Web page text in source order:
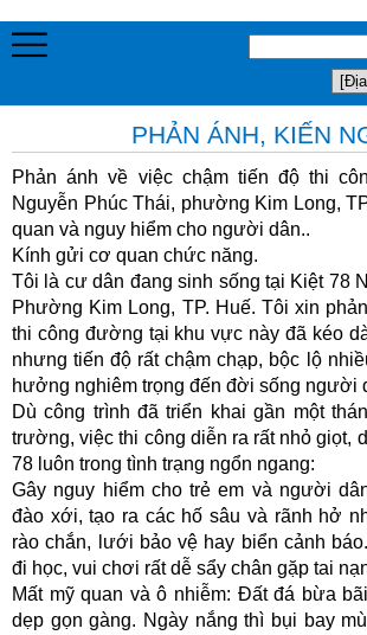
PHẢN ÁNH, KIẾN
Phản ánh về việc chậm tiến độ thi
Nguyễn Phúc Thái, phường Kim Long,
quan và nguy hiểm cho người dân..
Kính gửi cơ quan chức năng.
Tôi là cư dân đang sinh sống tại Kiệt 78
Phường Kim Long, TP. Huế. Tôi xin
thi công đường tại khu vực này đã kéo
nhưng tiến độ rất chậm chạp, bộc lộ
hưởng nghiêm trọng đến đời sống người
Dù công trình đã triển khai gần một
trường, việc thi công diễn ra rất nhỏ giọt,
78 luôn trong tình trạng ngổn ngang:
Gây nguy hiểm cho trẻ em và người
đào xới, tạo ra các hố sâu và rãnh hở
rào chắn, lưới bảo vệ hay biển cảnh
đi học, vui chơi rất dễ sẩy chân gặp tai
Mất mỹ quan và ô nhiễm: Đất đá bừa
dẹp gọn gàng. Ngày nắng thì bụi bay